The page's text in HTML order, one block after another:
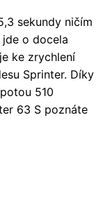
sekundy ničím
o docela
ke zrychlení
Sprinter. Díky
510
63 S poznáte